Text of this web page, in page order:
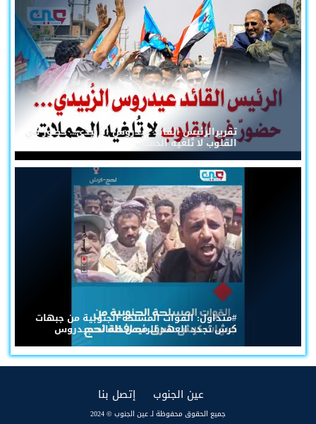
تقريرالرئيس القائد عيدروس الزُبيدي... حضورٌ في
القلوب لا تُلغيه الحملات
#متداول: القوات المسلحة الجنوبية من جبهات
كرش تجدد العهد للرئيس القائد عيدروس
عين الجنوب إتصل بنا
جميع الحقوق محفوظة لـ عين الجنوب © 2024